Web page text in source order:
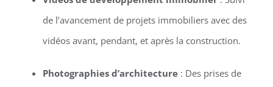
de l’avancement de projets immobiliers avec des
vidéos avant, pendant, et après la construction.
Photographies d’architecture: Des prises de